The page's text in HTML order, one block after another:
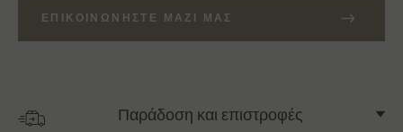
ΕΠΙΚΟΙΝΩΝΉΣΤΕ ΜΑΖΊ ΜΑΣ
Παράδοση και επιστροφές